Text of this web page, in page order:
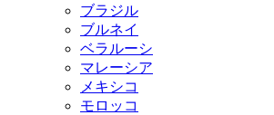
ブラジル
ブルネイ
ベラルーシ
マレーシア
メキシコ
モロッコ